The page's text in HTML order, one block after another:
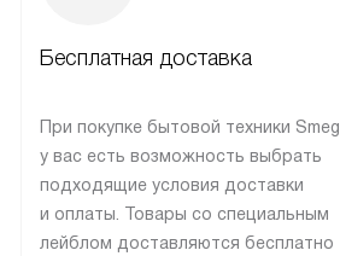
Бесплатная доставка
При покупке бытовой техники Smeg
у вас есть возможность выбрать
подходящие условия доставки
и оплаты. Товары со специальным
лейблом доставляются бесплатно